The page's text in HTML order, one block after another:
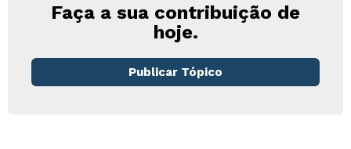
Faça a sua contribuição de
hoje.
Publicar Tópico